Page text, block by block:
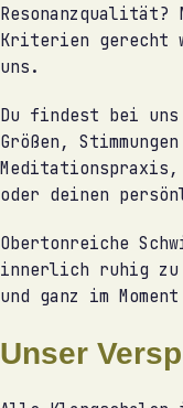
Kriterien gerecht
uns.
Du findest bei uns
Größen,
oder deinen
Obertonreiche
innerlich ruhig
und ganz im
Unser